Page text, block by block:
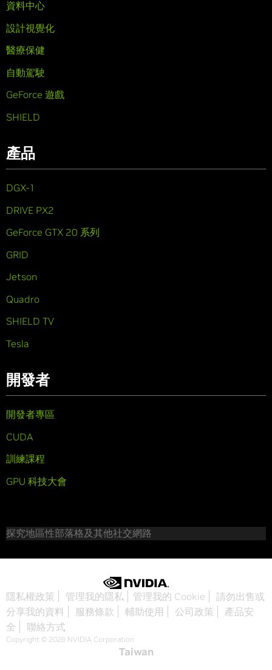
資料中心
設計視覺化
醫療保健
自動駕駛
GeForce 遊戲
SHIELD
產品
DGX-1
DRIVE PX2
GeForce GTX 20 系列
GRID
Jetson
Quadro
SHIELD TV
Tesla
開發者
開發者專區
CUDA
訓練課程
GPU 科技大會
探究地區性部落格及其他社交網路
隱私權政策 管理我的隱私 管理我的 Cookie
請勿出售或
分享我的資料
服務條款 輔助使用 公司政策
產品安
全
聯絡方式
Copyright © 2026 NVIDIA Corporation
Taiwan